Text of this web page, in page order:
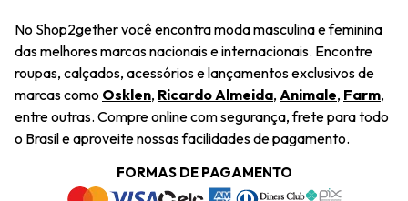
Saiu na Mídia
Sustentabilidade
Navegando
Termos e Condições
Regulamento e Promoções
Wishlist
Troca Fácil
Restituição de Pagamento
Dúvidas Frequentes
Termos e Condições
No Shop2gether você encontra moda masculina e feminina
das melhores marcas nacionais e internacionais. Encontre
roupas, calçados, acessórios e lançamentos exclusivos de
marcas como Osklen, Ricardo Almeida, Animale, Farm,
entre outras. Compre online com segurança, frete para todo
o Brasil e aproveite nossas facilidades de pagamento.
FORMAS DE PAGAMENTO